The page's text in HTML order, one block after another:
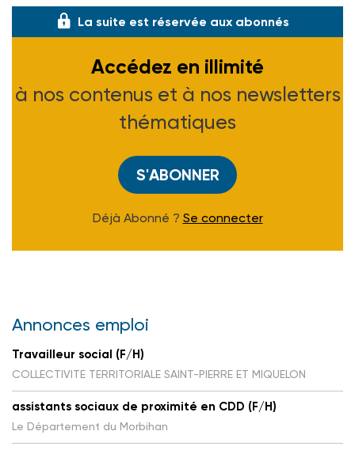
La suite est réservée aux abonnés
Accédez en illimité
à nos contenus et à nos newsletters
thématiques
S'ABONNER
Déjà Abonné ? Se connecter
Annonces emploi
Travailleur social (F/H)
COLLECTIVITE TERRITORIALE SAINT-PIERRE ET MIQUELON
assistants sociaux de proximité en CDD (F/H)
Le Département du Morbihan